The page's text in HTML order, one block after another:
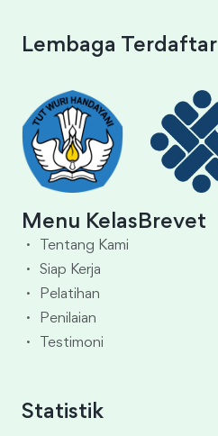
Lembaga Terdaftar
Menu KelasBrevet
Tentang Kami
Siap Kerja
Pelatihan
Penilaian
Testimoni
Statistik